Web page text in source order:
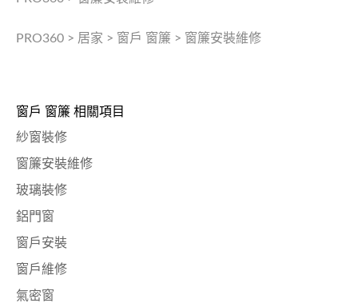
PRO360 > 居家 > 窗戶 窗簾 > 窗簾安裝維修
窗戶 窗簾 相關項目
紗窗裝修
窗簾安裝維修
玻璃裝修
鋁門窗
窗戶安裝
窗戶維修
氣密窗